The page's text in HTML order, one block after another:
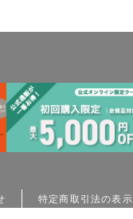
特定商取引法の表示